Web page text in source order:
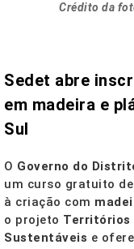
Crédito da
Sedet abre
em madeira e
Sul
O Governo do
um curso gratuito
à criação com
o projeto Territórios
Sustentáveis e